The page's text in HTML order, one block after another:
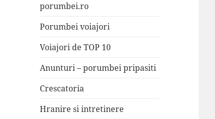
porumbei.ro
Porumbei voiajori
Voiajori de TOP 10
Anunturi – porumbei pripasiti
Crescatoria
Hranire si intretinere